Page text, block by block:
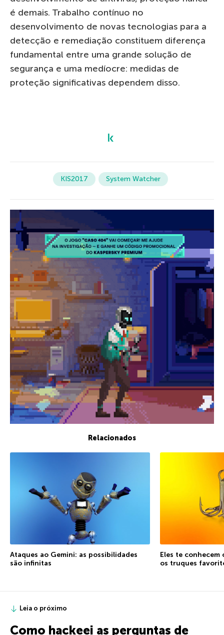
é demais. Trabalho contínuo no
desenvolvimento de novas tecnologias para a
detecção e remediação constituem diferença
fundamental entre uma grande solução de
segurança e uma medíocre: medidas de
proteção significativas dependem disso.
KIS2017 System Watcher
Relacionados
Ataques ao Gemini: as possibilidades
são infinitas
Eles te conhecem
os truques
Leia o próximo
Como hackeei as perguntas de